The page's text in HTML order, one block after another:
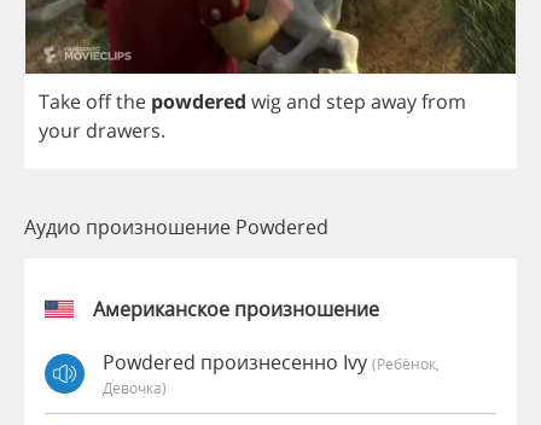
Take offthe powdered wigand step awayfrom
your drawers.
Аудио произношение Powdered
Американское произношение
Powdered произнесенно Ivy (Ребёнок,
Девочка)